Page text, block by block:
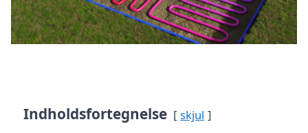
Indholdsfortegnelse skjul